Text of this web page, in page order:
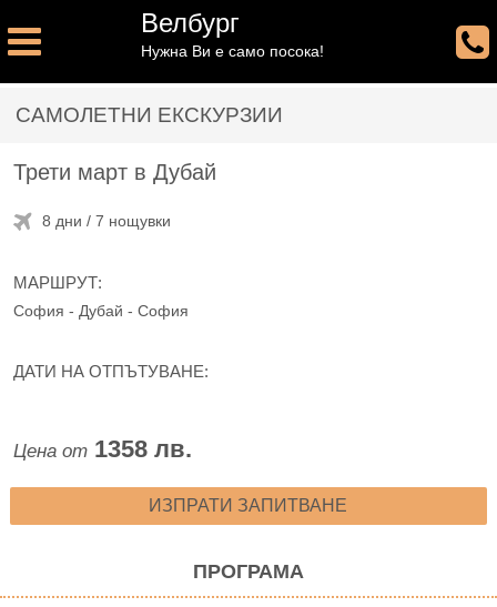
Велбург
Нужна Ви е само посока!
САМОЛЕТНИ ЕКСКУРЗИИ
Трети март в Дубай
8 дни / 7 нощувки
МАРШРУТ:
София - Дубай - София
ДАТИ НА ОТПЪТУВАНЕ:
Цена от 1358 лв.
ИЗПРАТИ ЗАПИТВАНЕ
ПРОГРАМА